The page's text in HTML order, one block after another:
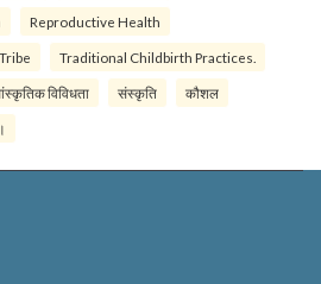
Reproductive Health
Traditional Childbirth Practices.
विविधता संस्कृति कौशल